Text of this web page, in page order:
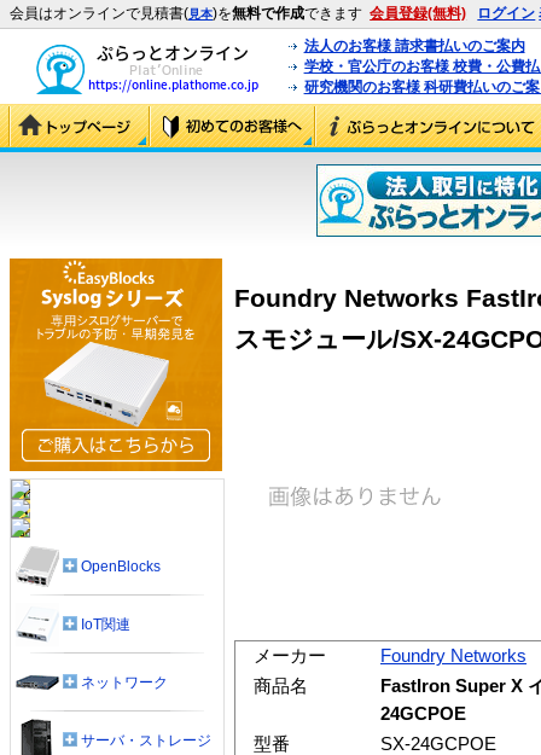
会員はオンラインで見積書(見本)を無料で作成できます 会員登録(無料) ログイン
法人のお客様 請求書払いのご案内
学校・官公庁のお客様 校費・公費
研究機関のお客様 科研費払いのご
Foundry Networks
スモジュール/SX-
メーカー
Foundry Networks
商品名
FastIron Super X
24GCPOE
型番
SX-24GCPOE
OpenBlocks
IoT関連
ネットワーク
サーバ・ストレージ